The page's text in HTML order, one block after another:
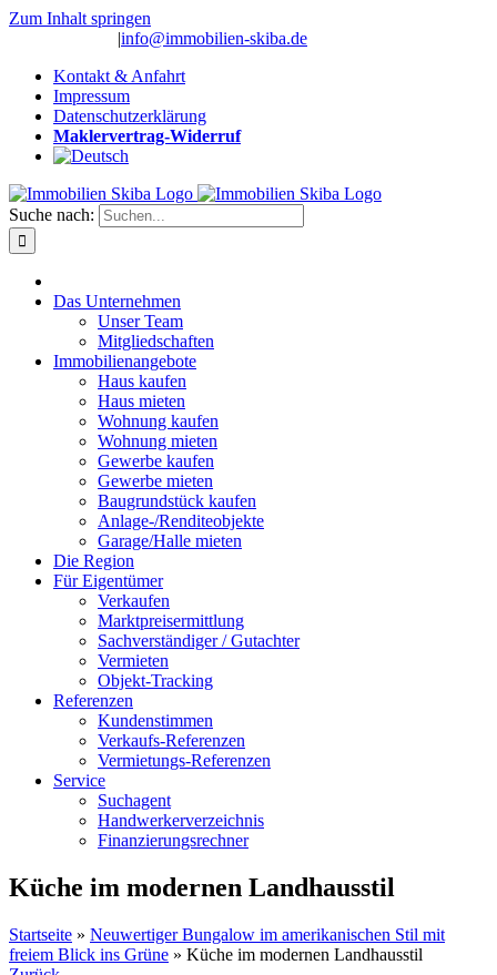
Zum Inhalt springen
|info@immobilien-skiba.de
Kontakt & Anfahrt
Impressum
Datenschutzerklärung
Maklervertrag-Widerruf
Suche nach:
Das Unternehmen
Unser Team
Mitgliedschaften
Immobilienangebote
Haus kaufen
Haus mieten
Wohnung kaufen
Wohnung mieten
Gewerbe kaufen
Gewerbe mieten
Baugrundstück kaufen
Anlage-/Renditeobjekte
Garage/Halle mieten
Die Region
Für Eigentümer
Verkaufen
Marktpreisermittlung
Sachverständiger / Gutachter
Vermieten
Objekt-Tracking
Referenzen
Kundenstimmen
Verkaufs-Referenzen
Vermietungs-Referenzen
Service
Suchagent
Handwerkerverzeichnis
Finanzierungsrechner
Küche im modernen Landhausstil
Startseite » Neuwertiger Bungalow im amerikanischen Stil mit
freiem Blick ins Grüne » Küche im modernen Landhausstil